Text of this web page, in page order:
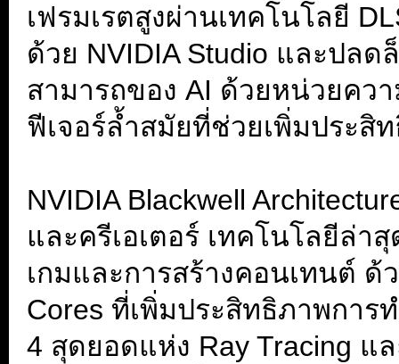
เฟรมเรตสูงผ่านเทคโนโลยี
ด้วย NVIDIA Studio และปล
สามารถของ AI ด้วยหน่วยคว
ฟีเจอร์ล้ำสมัยที่ช่วยเพิ่มประสิ
NVIDIA Blackwell
และครีเอเตอร์ เทคโนโลยีล่า
เกมและการสร้างคอนเทนต์ ด้
Cores ที่เพิ่มประสิทธิภาพการ
4 สุดยอดแห่ง Ray Tracing